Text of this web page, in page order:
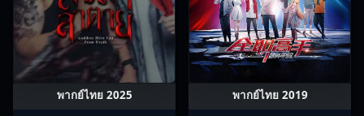
พากย์ไทย 2025 พากย์ไทย 2019